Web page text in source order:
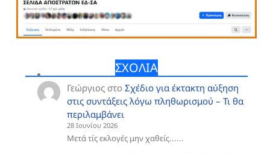
ΣΧΟΛΙΑ
Γεώργιος στοΣχέδιο για έκτακτη αύξηση
στις συντάξεις λόγω πληθωρισμού – Τι θα
περιλαμβάνει
28 Ιουνίου 2026
Μετά τίς εκλογές μην χαθείς......